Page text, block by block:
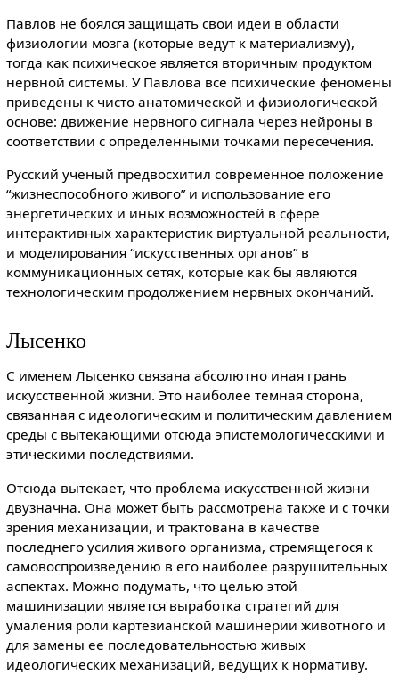
Павлов не боялся защищать свои идеи в области
физиологии мозга (которые ведут к материализму),
тогда как психическое является вторичным продуктом
нервной системы. У Павлова все психические феномены
приведены к чисто анатомической и физиологической
основе: движение нервного сигнала через нейроны в
соответствии с определенными точками пересечения.
Русский ученый предвосхитил современное положение
“жизнеспособного живого” и использование его
энергетических и иных возможностей в сфере
интерактивных характеристик виртуальной реальности,
и моделирования “искусственных органов” в
коммуникационных сетях, которые как бы являются
технологическим продолжением нервных окончаний.
Лысенко
С именем Лысенко связана абсолютно иная грань
искусственной жизни. Это наиболее темная сторона,
связанная с идеологическим и политическим давлением
среды с вытекающими отсюда эпистемологичесскими и
этическими последствиями.
Отсюда вытекает, что проблема искусственной жизни
двузначна. Она может быть рассмотрена также и с точки
зрения механизации, и трактована в качестве
последнего усилия живого организма, стремящегося к
самовоспроизведению в его наиболее разрушительных
аспектах. Можно подумать, что целью этой
машинизации является выработка стратегий для
умаления роли картезианской машинерии животного и
для замены ее последовательностью живых
идеологических механизаций, ведущих к нормативу.